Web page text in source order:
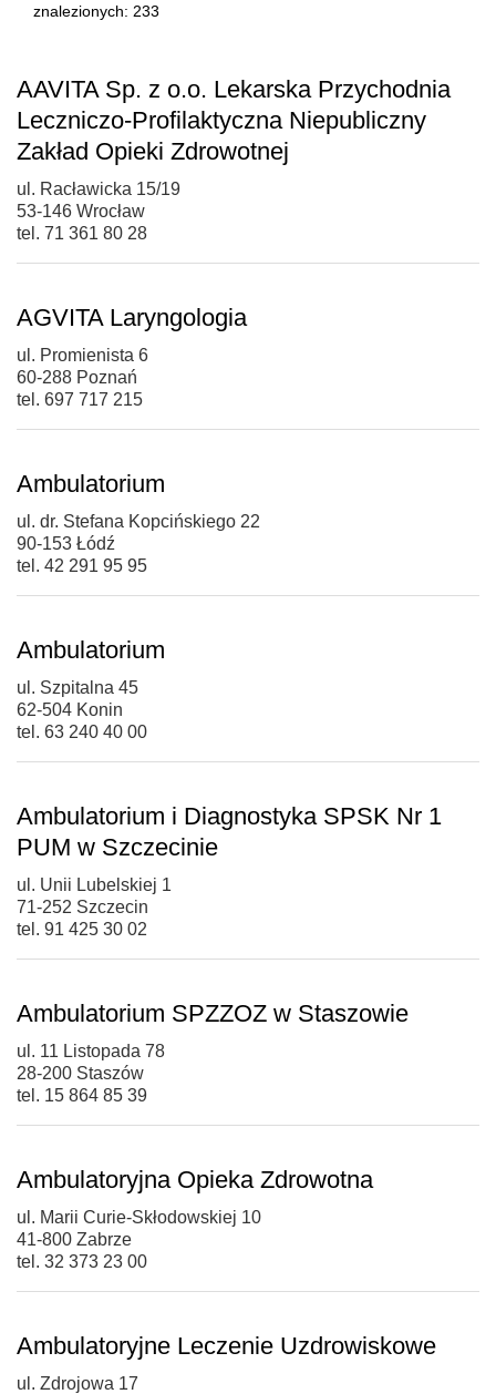
znalezionych: 233
AAVITA Sp. z o.o. Lekarska Przychodnia
Leczniczo-Profilaktyczna Niepubliczny
Zakład Opieki Zdrowotnej
ul. Racławicka 15/19
53-146 Wrocław
tel. 71 361 80 28
AGVITA Laryngologia
ul. Promienista 6
60-288 Poznań
tel. 697 717 215
Ambulatorium
ul. dr. Stefana Kopcińskiego 22
90-153 Łódź
tel. 42 291 95 95
Ambulatorium
ul. Szpitalna 45
62-504 Konin
tel. 63 240 40 00
Ambulatorium i Diagnostyka SPSK Nr 1
PUM w Szczecinie
ul. Unii Lubelskiej 1
71-252 Szczecin
tel. 91 425 30 02
Ambulatorium SPZZOZ w Staszowie
ul. 11 Listopada 78
28-200 Staszów
tel. 15 864 85 39
Ambulatoryjna Opieka Zdrowotna
ul. Marii Curie-Skłodowskiej 10
41-800 Zabrze
tel. 32 373 23 00
Ambulatoryjne Leczenie Uzdrowiskowe
ul. Zdrojowa 17